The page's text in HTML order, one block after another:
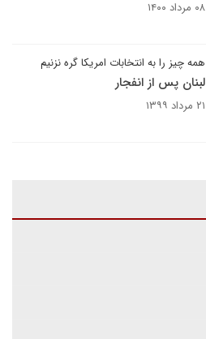
۰۸ مرداد ۱۴۰۰
همه چیز را به انتخابات امریکا گره نزنیم
لبنان پس از انفجار
۲۱ مرداد ۱۳۹۹